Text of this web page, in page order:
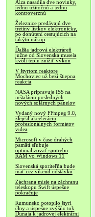
Alza nasadila dve novinky,
jednu užitočnú a jednu
kontroverznú
Železnice predávajú dve
tretiny lístkov elektronicky,
po donútení cestujúcich na
takýto nákup
Ďalšia jadrová elektráreň
južne od Slovenska musela
kvôli teplu znížiť výkon
V štvrtom reaktore
Mochoviec už beží štiepna
reakcia
NASA pripravuje ISS na
inštaláciu posledných
nových solárnych panelov
Vydaný nový FFmpeg 9.0,
zlepšil akceleráciu
profesionálnych formátov
videa
Microsoft v čase drahých
pamätí sľubuje
optimalizovať spotrebu
RAM vo Windows 11
Slovenská sporiteľňa bude
mať cez víkend odstávku
Záchrana misie na záchranu
teleskopu Swift úspešne
pokračuje
Rumunsko potopilo štyri
člny a úspešne zvýšilo tok
Dunaja k jadrovej elektrárni